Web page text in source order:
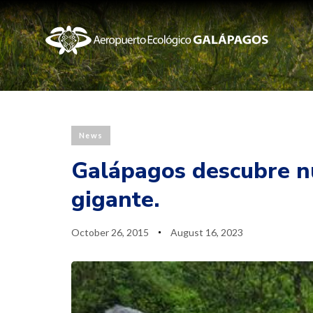
PUBLISHED
News
Galápagos descubre
gigante.
Published
October 26, 2015
Last
August 16, 2023